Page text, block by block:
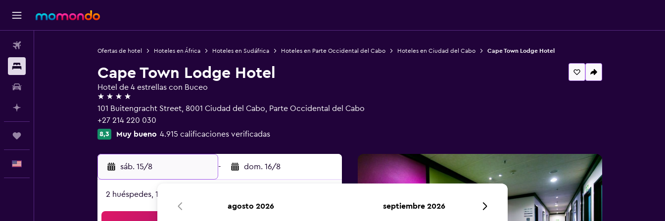
Ofertas de hotel Hoteles en África Hoteles en Sudáfrica Hoteles en Parte Occidental del Cabo Hoteles en Ciudad del Cabo Cape Town Lodge Hotel
Cape Town Lodge Hotel
Hotel de 4 estrellas con Buceo
4 estrellas
101 Buitengracht Street, 8001 Ciudad del Cabo, Parte Occidental del Cabo
+27 214 220 030
8,3 Muy bueno 4.915 calificaciones verificadas
sáb. 15/8 - dom. 16/8
2 huéspedes, 1 habitación
agosto 2026 septiembre 2026